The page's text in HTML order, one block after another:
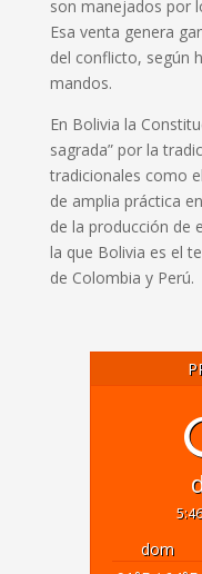
son manejados por
Esa venta genera
del conflicto, según
mandos.
En Bolivia la
sagrada” por la
tradicionales como
de amplia práctica
de la producción de
la que Bolivia es el
de Colombia y Perú.
dom